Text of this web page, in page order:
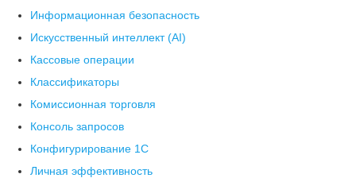
Информационная безопасность
Искусственный интеллект (AI)
Кассовые операции
Классификаторы
Комиссионная торговля
Консоль запросов
Конфигурирование 1С
Личная эффективность